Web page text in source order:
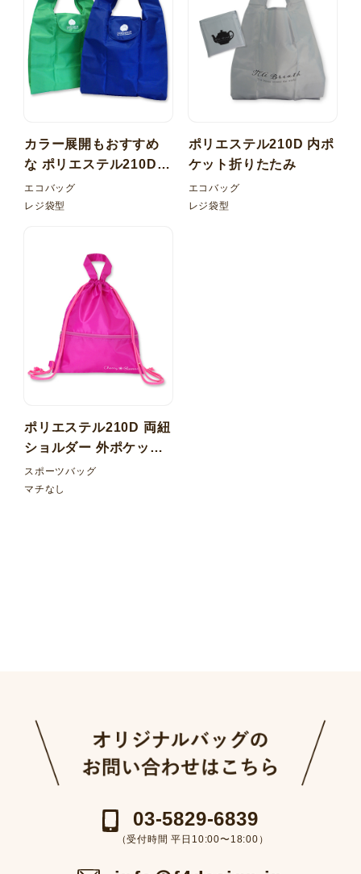
カラー展開もおすすめ
な ポリエステル210D
エコバッグ フラップ 折
りたたみ
エコバッグ
レジ袋型
ポリエステル210D 内ポ
ケット折りたたみ
エコバッグ
レジ袋型
ポリエステル210D 両紐
ショルダー 外ポケット
ファスナー付
スポーツバッグ
マチなし
03-5829-6839
（受付時間 平日10:00〜18:00）